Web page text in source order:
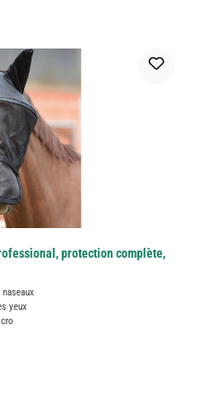
protection complète,
yeux